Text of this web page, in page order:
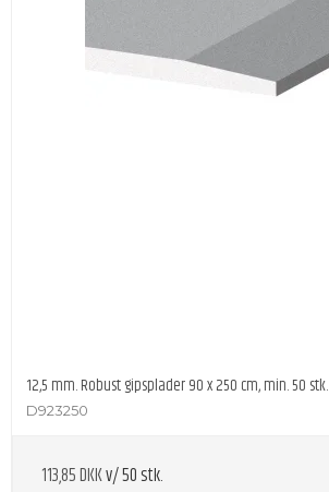
12,5 mm. Robust gipsplader 90 x 250 cm, min. 50 stk.
D923250
113,85 DKKv/ 50 stk.